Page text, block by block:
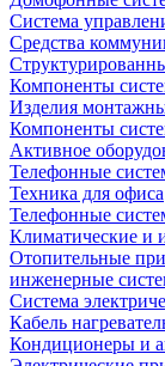
Система
Средства
Компоненты
Изделия
Компоненты
Активное
Телефонные
Техника для офиса
Телефонные
Климатические и
Отопительные
инженерные
Система
Кабель
Кондиционеры и